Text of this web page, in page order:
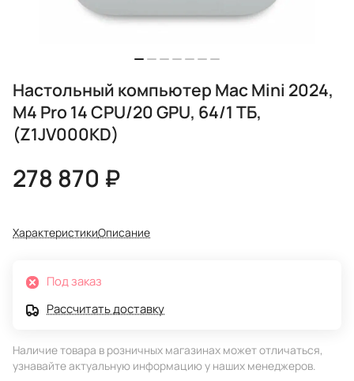
Настольный компьютер Mac Mini 2024,
M4 Pro 14 CPU/20 GPU, 64/1 ТБ,
(Z1JV000KD)
278 870 ₽
ХарактеристикиОписание
Под заказ
Рассчитать доставку
Наличие товара в розничных магазинах может отличаться,
узнавайте актуальную информацию у наших менеджеров.